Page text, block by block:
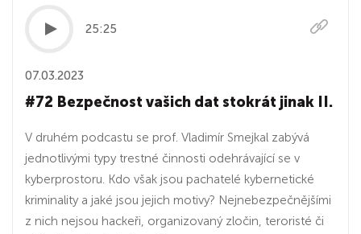
25:25
07.03.2023
#72 Bezpečnost vašich dat stokrát jinak II.
V druhém podcastu se prof. Vladimír Smejkal zabývá
jednotlivými typy trestné činnosti odehrávající se v
kyberprostoru. Kdo však jsou pachatelé kybernetické
kriminality a jaké jsou jejich motivy? Nejnebezpečnějšími
z nich nejsou hackeři, organizovaný zločin, teroristé či